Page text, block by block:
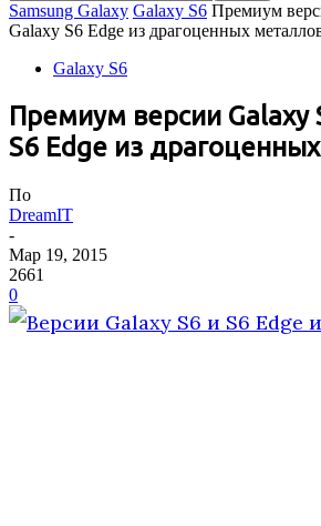
Samsung Galaxy Galaxy S6 Премиум
Galaxy S6 Edge из драгоценных
Galaxy S6
Премиум версии Galaxy
S6 Edge из
По
DreamIT
-
Мар 19, 2015
2661
0